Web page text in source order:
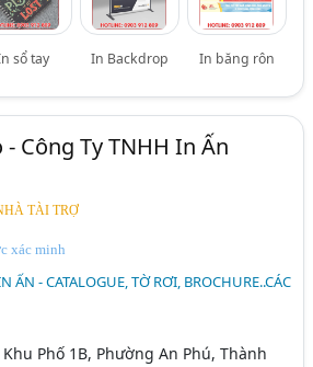
sổ tay In Backdrop In băng rôn
Công Ty TNHH In Ấn
TÀI TRỢ
xác minh
ẤN - CATALOGUE, TỜ RƠI, BROCHURE..CÁC
Khu Phố 1B, Phường An Phú, Thành